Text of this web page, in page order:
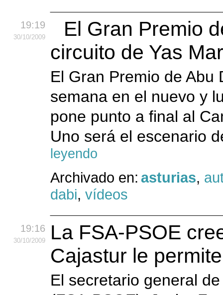
19:19
30/10/2009
El Gran Premio
circuito de Yas
El Gran Premio de Abu
semana en el nuevo y
pone punto a final al
Uno será el escenario
leyendo
Archivado en: asturias,
dabi, vídeos
19:16
30/10/2009
La FSA-PSOE
Cajastur le
El secretario general